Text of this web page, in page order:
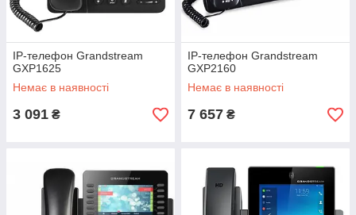
IP-телефон Grandstream
GXP1625
Немає в наявності
3 091 ₴
IP-телефон Grandstream
GXP2160
Немає в наявності
7 657 ₴